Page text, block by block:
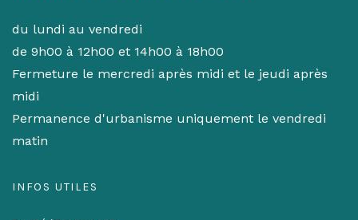
du lundi au vendredi
de 9h00 à 12h00 et 14h00 à 18h00
Fermeture le mercredi après midi et le jeudi après
midi
Permanence d'urbanisme uniquement le vendredi
matin
INFOS UTILES